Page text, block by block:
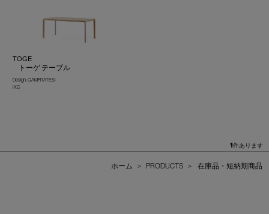
TOGE
トーゲ テーブル
Design : GAMFRATESI
IXC
1件あります
ホーム > PRODUCTS > 在庫品・短納期商品